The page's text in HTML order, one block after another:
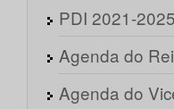
PDI 2021-2025
Agenda do
Agenda do